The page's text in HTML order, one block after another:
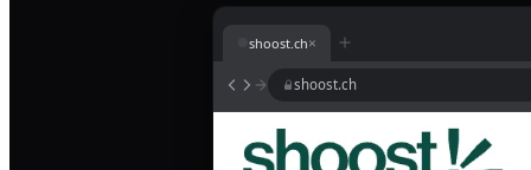
shoost.ch×
shoost.ch